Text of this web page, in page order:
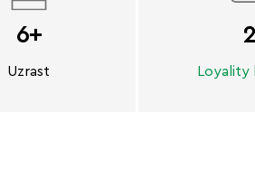
6+
Uzrast
2
Loyality